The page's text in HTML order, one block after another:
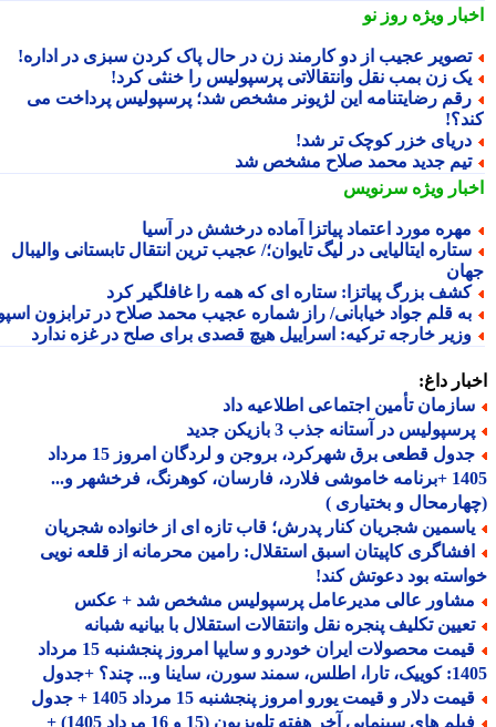
ویژهروز نو
عجیب از دو کارمند زن در حال پاک کردن سبزی در اداره!
زن بمب نقل وانتقالاتی پرسپولیس را خنثی کرد!
رضایتنامه این لژیونر مشخص شد؛ پرسپولیس پرداخت می
خزر کوچک تر شد!
جدید محمد صلاح مشخص شد
ویژهسرنویس
مورد اعتماد پیاتزا آماده درخشش در آسیا
ایتالیایی در لیگ تایوان؛/ عجیب ترین انتقال تابستانی والیبال
بزرگ پیاتزا: ستاره ای که همه را غافلگیر کرد
قلم جواد خیابانی/ راز شماره عجیب محمد صلاح در ترابزون اسپور
خارجه ترکیه: اسراییل هیچ قصدی برای صلح در غزه ندارد
داغ:
تأمین اجتماعی اطلاعیه داد
در آستانه جذب 3 بازیکن جدید
جدول قطعی برق شهرکرد، بروجن و لردگان امروز 15 مرداد
1405 +برنامه خاموشی فلارد، فارسان، کوهرنگ، فرخشهر و...
و بختیاری )
شجریان کنار پدرش؛ قاب تازه ای از خانواده شجریان
کاپیتان اسبق استقلال: رامین محرمانه از قلعه نویی
بود دعوتش کند!
عالی مدیرعامل پرسپولیس مشخص شد + عکس
تکلیف پنجره نقل وانتقالات استقلال با بیانیه شبانه
قیمت محصولات ایران خودرو و سایپا امروز پنجشنبه 15 مرداد
ساینا و... چند؟ +جدول
دلار و قیمت یورو امروز پنجشنبه 15 مرداد 1405 + جدول
فیلم های سینمایی آخر هفته تلویزیون (15 و 16 مرداد 1405) +